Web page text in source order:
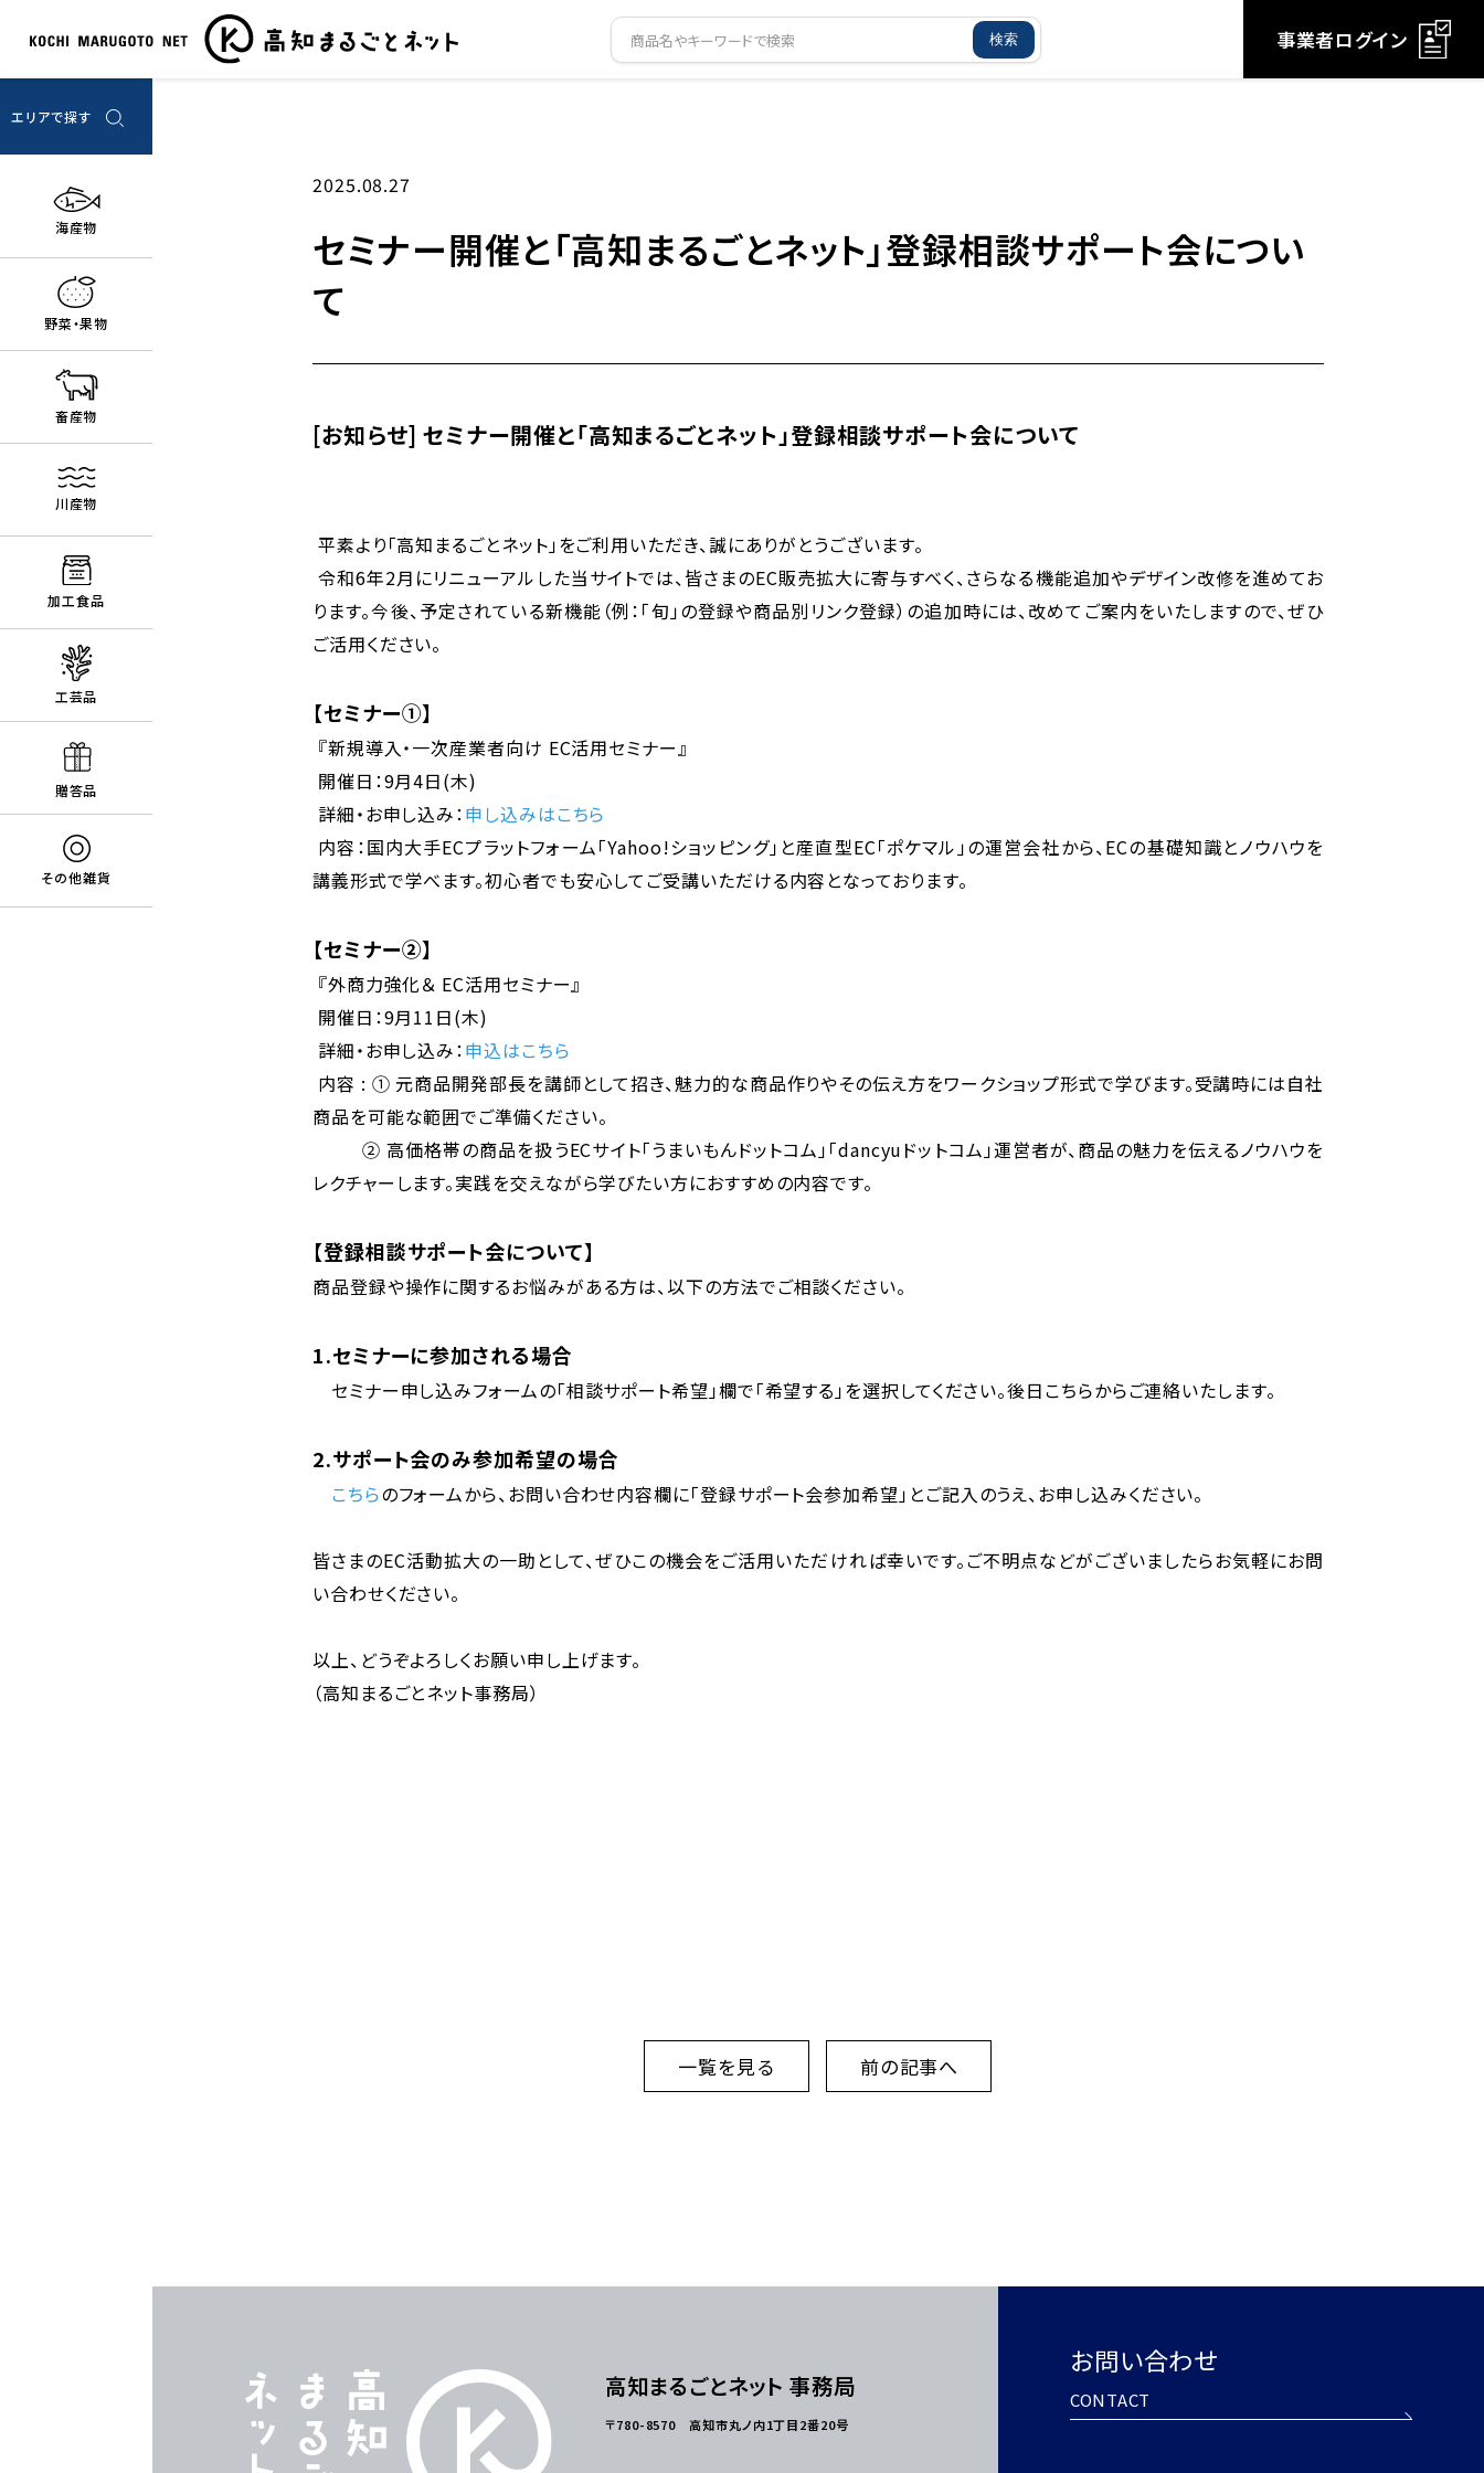
検索 事業者ログイン
エリアで探す
四万十・足摺エリア
奥四万十エリア
物部川エリア
海産物
野菜・果物
畜産物
川産物
加工食品
工芸品
贈答品
その他雑貨
2025.08.27
セミナー開催と「高知まるごとネット」登録相談サポート会につい
て
[お知らせ] セミナー開催と「高知まるごとネット」登録相談サポート会について
平素より「高知まるごとネット」をご利用いただき、誠にありがとうございます。
令和6年2月にリニューアルした当サイトでは、皆さまのEC販売拡大に寄与すべく、さらなる機能追加やデザイン改修を進めてお
ります。今後、予定されている新機能（例：「旬」の登録や商品別リンク登録）の追加時には、改めてご案内をいたしますので、ぜひ
ご活用ください。
【セミナー①】
『新規導入・一次産業者向け EC活用セミナー』
開催日：9月4日(木)
詳細・お申し込み：申し込みはこちら
内容：国内大手ECプラットフォーム「Yahoo!ショッピング」と産直型EC「ポケマル」の運営会社から、ECの基礎知識とノウハウを
講義形式で学べます。初心者でも安心してご受講いただける内容となっております。
【セミナー②】
『外商力強化＆ EC活用セミナー』
開催日：9月11日(木)
詳細・お申し込み：申込はこちら
内容 : ① 元商品開発部長を講師として招き、魅力的な商品作りやその伝え方をワークショップ形式で学びます。受講時には自社
商品を可能な範囲でご準備ください。
② 高価格帯の商品を扱うECサイト「うまいもんドットコム」「dancyuドットコム」運営者が、商品の魅力を伝えるノウハウを
レクチャーします。実践を交えながら学びたい方におすすめの内容です。
【登録相談サポート会について】
商品登録や操作に関するお悩みがある方は、以下の方法でご相談ください。
1.セミナーに参加される場合
セミナー申し込みフォームの「相談サポート希望」欄で「希望する」を選択してください。後日こちらからご連絡いたします。
2.サポート会のみ参加希望の場合
こちらのフォームから、お問い合わせ内容欄に「登録サポート会参加希望」とご記入のうえ、お申し込みください。
皆さまのEC活動拡大の一助として、ぜひこの機会をご活用いただければ幸いです。ご不明点などがございましたらお気軽にお問
い合わせください。
以上、どうぞよろしくお願い申し上げます。
（高知まるごとネット事務局）
一覧を見る 前の記事へ
高知まるごとネット 事務局
〒780-8570 高知市丸ノ内1丁目2番20号
お問い合わせ
CONTACT